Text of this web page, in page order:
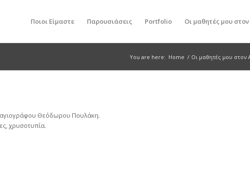
Ποιοι Είμαστε Παρουσιάσεις Portfolio Οι μαθητές μου
You are here: Home / Οι μαθητές μου στον
Θεόδωρου Πουλάκη.
χρυσοτυπία.